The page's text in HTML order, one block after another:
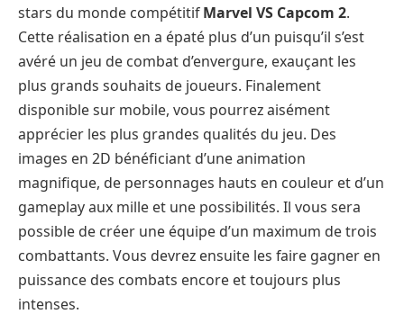
stars du monde compétitifMarvel VS Capcom 2.
Cette réalisation en a épaté plus d’un puisqu’il s’est
avéré un jeu de combat d’envergure, exauçant les
plus grands souhaits de joueurs. Finalement
disponible sur mobile, vous pourrez aisément
apprécier les plus grandes qualités du jeu. Des
images en 2D bénéficiant d’une animation
magnifique, de personnages hauts en couleur et d’un
gameplay aux mille et une possibilités. Il vous sera
possible de créer une équipe d’un maximum de trois
combattants. Vous devrez ensuite les faire gagner en
puissance des combats encore et toujours plus
intenses.